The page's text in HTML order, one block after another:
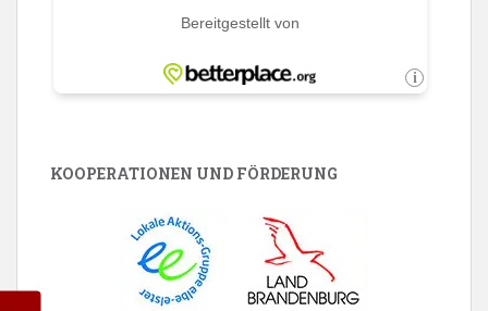
KOOPERATIONEN UND FÖRDERUNG